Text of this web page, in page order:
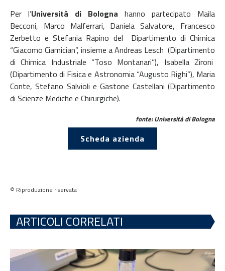
Per l’Università di Bologna hanno partecipato Maila
Becconi, Marco Malferrari, Daniela Salvatore, Francesco
Zerbetto e Stefania Rapino del Dipartimento di Chimica
“Giacomo Ciamician”, insieme a Andreas Lesch (Dipartimento
di Chimica Industriale “Toso Montanari”), Isabella Zironi
(Dipartimento di Fisica e Astronomia “Augusto Righi”), Maria
Conte, Stefano Salvioli e Gastone Castellani (Dipartimento
di Scienze Mediche e Chirurgiche).
fonte: Università di Bologna
Scheda azienda
© Riproduzione riservata
ARTICOLI CORRELATI